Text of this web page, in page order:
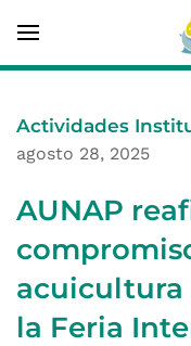
Actividades
agosto 28, 2025
AUNAP
acuicultura
la Feria